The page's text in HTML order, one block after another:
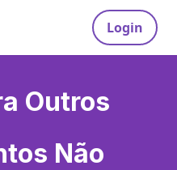
Login
Outros
Não